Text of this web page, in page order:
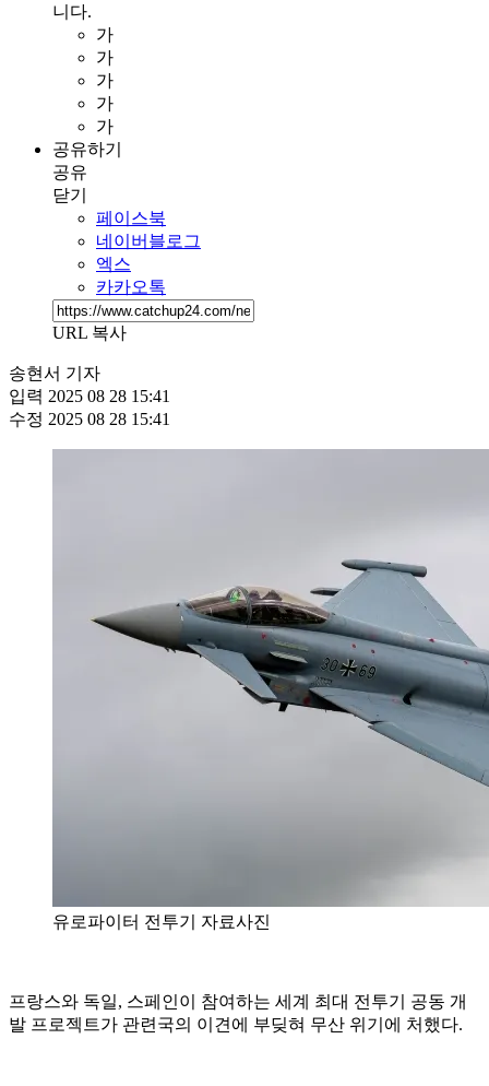
니다.
가
가
가
가
가
공유하기
공유
닫기
페이스북
네이버블로그
엑스
카카오톡
URL 복사
송현서 기자
입력 2025 08 28 15:41
수정 2025 08 28 15:41
유로파이터 전투기 자료사진
프랑스와 독일, 스페인이 참여하는 세계 최대 전투기 공동 개
발 프로젝트가 관련국의 이견에 부딪혀 무산 위기에 처했다.